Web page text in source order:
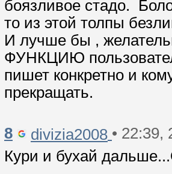
боязливое стадо.
то из этой толпы
И лучше бы ,
ФУНКЦИЮ
пишет конкретно и
прекращать.
8 divizia2008 • 22:39,
Кури и бухай